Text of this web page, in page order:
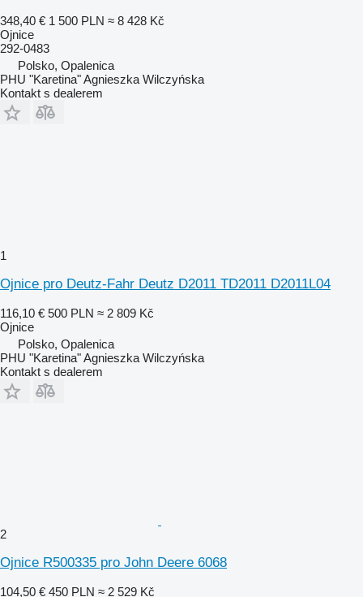
348,40 € 1 500 PLN ≈ 8 428 Kč
Ojnice
292-0483
Polsko, Opalenica
PHU "Karetina" Agnieszka Wilczyńska
Kontakt s dealerem
1
Ojnice pro Deutz-Fahr Deutz D2011 TD2011 D2011L04
116,10 € 500 PLN ≈ 2 809 Kč
Ojnice
Polsko, Opalenica
PHU "Karetina" Agnieszka Wilczyńska
Kontakt s dealerem
2
Ojnice R500335 pro John Deere 6068
104,50 € 450 PLN ≈ 2 529 Kč